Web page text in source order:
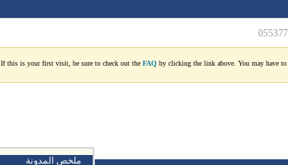
If this is your first visit, be sure to check out the FAQ by clicking the link above. You may have to
ملخص المدونة